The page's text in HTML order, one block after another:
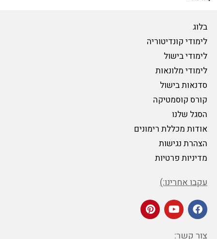
בלוג
לימודי קונדיטוריה
לימודי בישול
לימודי מלונאות
סדנאות בישול
קורס קוסמטיקה
הסגל שלנו
אודות מכללת רימונים
הצהרת נגישות
מדיניות פרטיות
עקבו אחרינו:)
צור קשר: